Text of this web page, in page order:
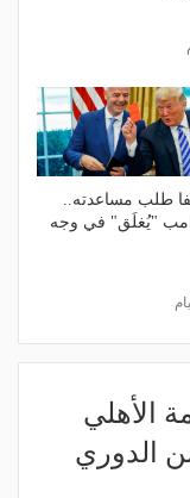
طلب مساعدته..
"يُغلَق" في وجه
الأهلي
الدوري